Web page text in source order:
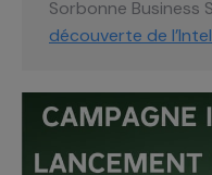
Sorbonne Business
découverte de